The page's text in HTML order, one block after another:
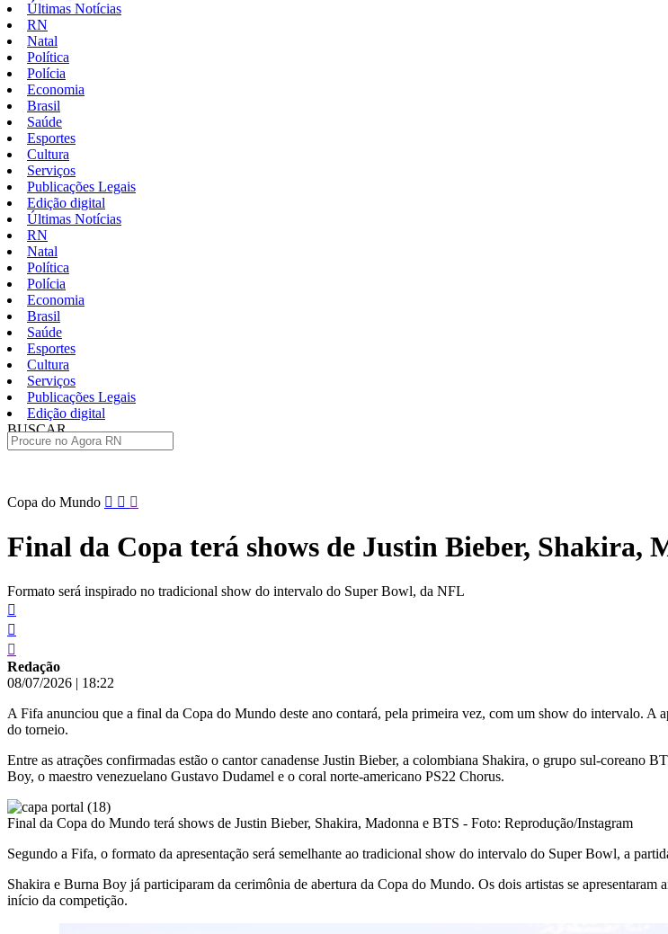
Últimas Notícias
RN
Natal
Política
Polícia
Economia
Brasil
Saúde
Esportes
Cultura
Serviços
Publicações Legais
Edição digital
Últimas Notícias
RN
Natal
Política
Polícia
Economia
Brasil
Saúde
Esportes
Cultura
Serviços
Publicações Legais
Edição digital
BUSCAR
Pular
para
conteúdo
Copa do Mundo
Final da Copa terá shows de Justin Bieber, Shakira,
Formato será inspirado no tradicional show do intervalo do Super Bowl, da NFL
Redação
08/07/2026 | 18:22
A Fifa anunciou que a final da Copa do Mundo deste ano contará, pela primeira vez, com um show do intervalo. A
do torneio.
Entre as atrações confirmadas estão o cantor canadense Justin Bieber, a colombiana Shakira, o grupo sul-
Boy, o maestro venezuelano Gustavo Dudamel e o coral norte-americano PS22 Chorus.
Final da Copa do Mundo terá shows de Justin Bieber, Shakira, Madonna e BTS - Foto: Reprodução/Instagram
Segundo a Fifa, o formato da apresentação será semelhante ao tradicional show do intervalo do Super Bowl, a
Shakira e Burna Boy já participaram da cerimônia de abertura da Copa do Mundo. Os dois artistas se
início da competição.